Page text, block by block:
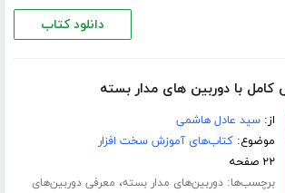
دانلود کتاب
کامل با دوربین های مدار بسته
از:سید عادل هاشمی
موضوع:کتاب‌های آموزش سخت افزار
۲۲ صفحه
برچسب‌ها:دوربین‌های مدار بسته، معرفی دوربین‌های